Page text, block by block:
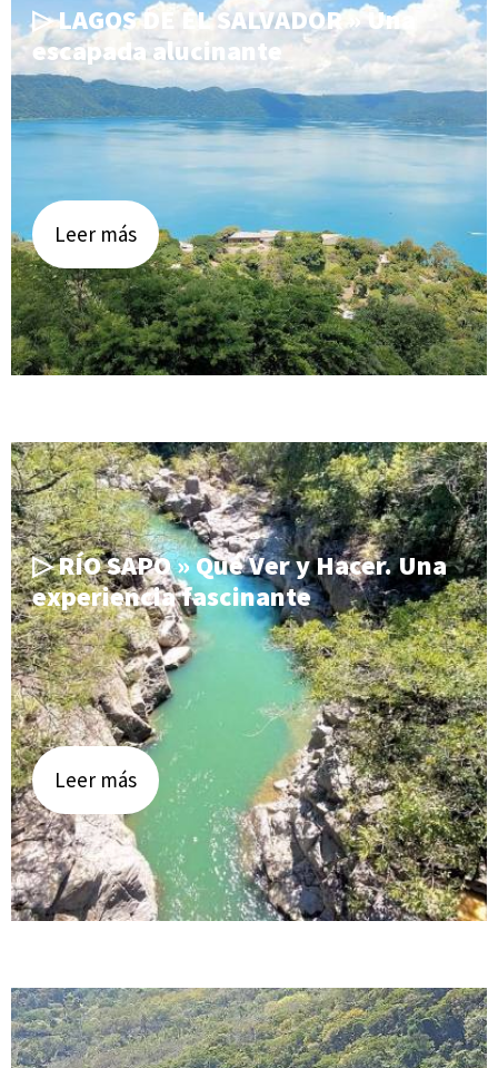
▷ LAGOS DE EL SALVADOR » Una
escapada alucinante
Leer más
▷ RÍO SAPO » Qué Ver y Hacer. Una
experiencia fascinante
Leer más